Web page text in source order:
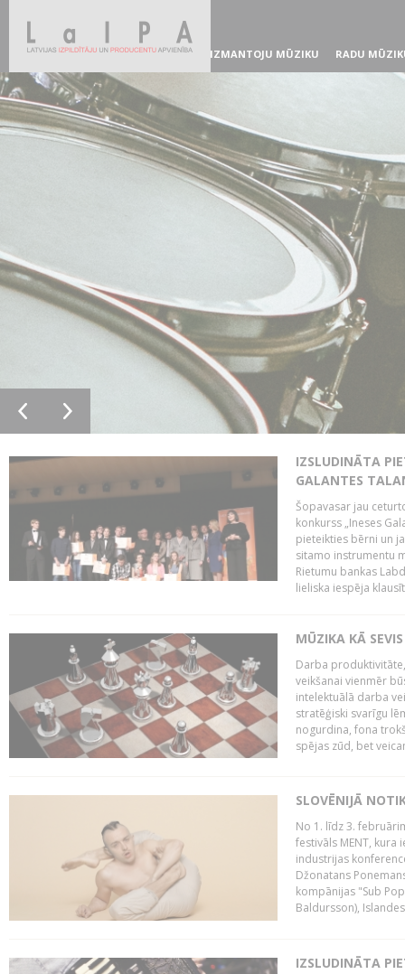
IZMANTOJU MŪZIKU RADU
IZSLUDINĀTA
GALANTES
Šopavasar jau
konkurss „Ineses
pieteikties bērni un
sitamo instrumentu
Rietumu bankas
lieliska iespēja
MŪZIKA KĀ
Darba
veikšanai vienmēr
intelektuālā darba
stratēģiski svarīgu
nogurdina, fona
spējas zūd, bet
SLOVĒNIJĀ
No 1. līdz 3.
festivāls MENT, kura
industrijas
Džonatans
kompānijas "Sub
Baldursson),
IZSLUDINĀTA